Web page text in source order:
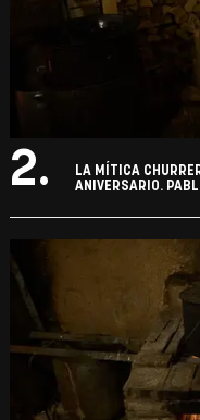
2.
LA MÍTICA
ANIVERSARIO.